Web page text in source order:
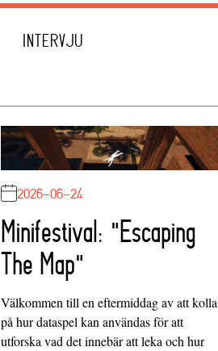
INTERVJU
2026-06-24
Minifestival: "Escaping
The Map"
Välkommen till en eftermiddag av att kolla
på hur dataspel kan användas för att
utforska vad det innebär att leka och hur